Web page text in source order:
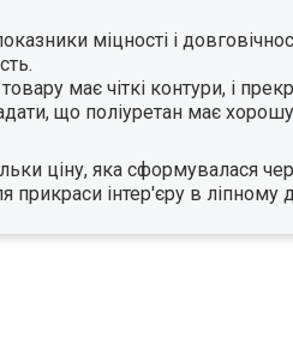
міцності і
має чіткі контури, і
що поліуретан має хорошу
ціну, яка сформувалася
інтер'єру в ліпному